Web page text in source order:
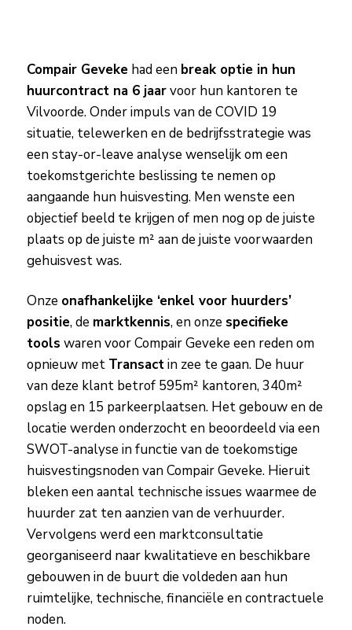
Compair Gevekehad een break optie in hun
huurcontract na 6 jaarvoor hun kantoren te
Vilvoorde. Onder impuls van de COVID 19
situatie, telewerken en de bedrijfsstrategie was
een stay-or-leave analyse wenselijk om een
toekomstgerichte beslissing te nemen op
aangaande hun huisvesting. Men wenste een
objectief beeld te krijgen of men nog op de juiste
plaats op de juiste m² aan de juiste voorwaarden
gehuisvest was.
Onze onafhankelijke ‘enkel voor huurders’
positie, de marktkennis, en onze specifieke
tools waren voor Compair Geveke een reden om
opnieuw met Transactin zee te gaan. De huur
van deze klant betrof 595m² kantoren, 340m²
opslag en 15 parkeerplaatsen. Het gebouw en de
locatie werden onderzocht en beoordeeld via een
SWOT-analyse in functie van de toekomstige
huisvestingsnoden van Compair Geveke. Hieruit
bleken een aantal technische issues waarmee de
huurder zat ten aanzien van de verhuurder.
Vervolgens werd een marktconsultatie
georganiseerd naar kwalitatieve en beschikbare
gebouwen in de buurt die voldeden aan hun
ruimtelijke, technische, financiële en contractuele
noden.